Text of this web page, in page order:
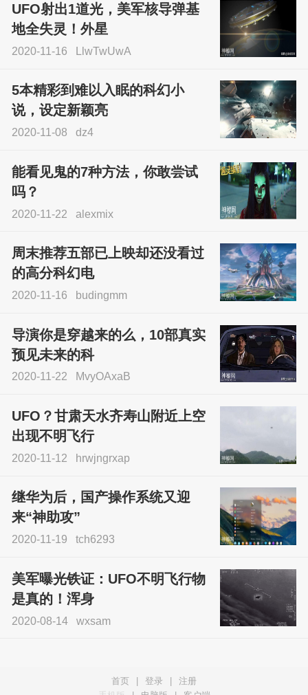
UFO射出1道光，美军核导弹基
地全失灵！外星
2020-11-16 LlwTwUwA
5本精彩到难以入眠的科幻小
说，设定新颖亮
2020-11-08 dz4
能看见鬼的7种方法，你敢尝试
吗？
2020-11-22 alexmix
周末推荐五部已上映却还没看过
的高分科幻电
2020-11-16 budingmm
导演你是穿越来的么，10部真实
预见未来的科
2020-11-22 MvyOAxaB
UFO？甘肃天水齐寿山附近上空
出现不明飞行
2020-11-12 hrwjngrxap
继华为后，国产操作系统又迎
来“神助攻”
2020-11-19 tch6293
美军曝光铁证：UFO不明飞行物
是真的！浑身
2020-08-14 wxsam
首页 登录
注册